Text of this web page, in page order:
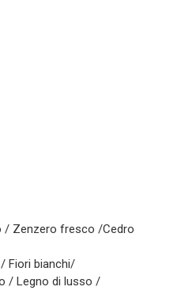
/ Zenzero fresco /Cedro
Fiori bianchi/
/ Legno di lusso /